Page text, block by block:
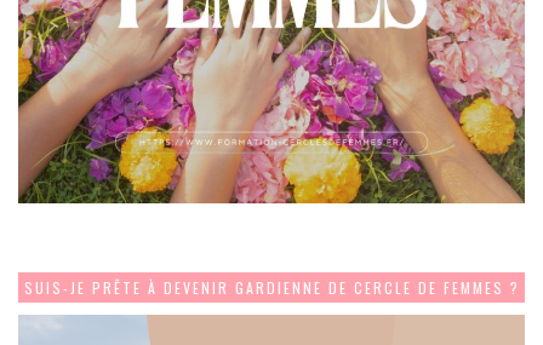
SUIS-JE PRÊTE À DEVENIR GARDIENNE DE CERCLE DE FEMMES ?